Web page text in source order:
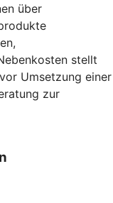
über
stellt
Umsetzung einer
zur